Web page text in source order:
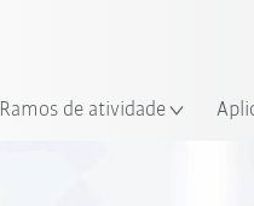
Ramos de atividade